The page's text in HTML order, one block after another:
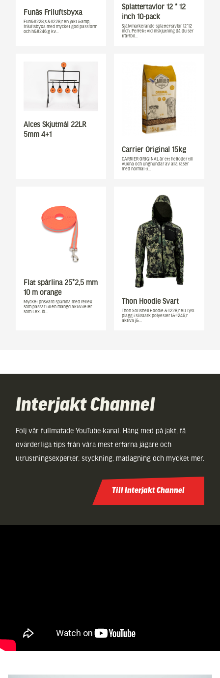
Funäs Friluftsbyxa
Fun&#228;s &#228;r en jakt &amp;
friluftsbyxa med mycket god passform
och h&#246;g kv…
Splattertavlor 12 * 12
inch 10-pack
Självmarkerande splattertavlor 12*12
inch. Perfekt vid inskjutning då du ser
träffbil…
Alces Skjutmål 22LR
5mm 4+1
Carrier Original 15kg
CARRIER ORIGINAL är ett helfoder till
vuxna och unghundar av alla raser
med normal ti…
Flat spårlina 25*2,5 mm
10 m orange
Mycket prisvärd spårlina med reflex
som passar till en mängd aktiviteter
som t.ex. lö…
Thon Hoodie Svart
Thon Softshell Hoodie &#228;r ett tyst
plagg i slitstark polyester f&#246;r
aktiva j&…
Interjakt Channel
Följ vår fullmatade YouTube-kanal. Häng med på jakt, få
ovärderliga tips från våra mest erfarna jägare och
utrustningsexperter, styckning, matlagning och mycket mer.
Till Interjakt Channel